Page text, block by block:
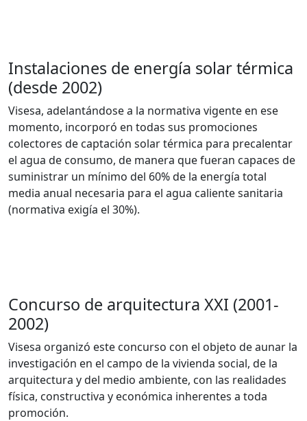
Instalaciones de energía solar térmica
(desde 2002)
Visesa, adelantándose a la normativa vigente en ese
momento, incorporó en todas sus promociones
colectores de captación solar térmica para precalentar
el agua de consumo, de manera que fueran capaces de
suministrar un mínimo del 60% de la energía total
media anual necesaria para el agua caliente sanitaria
(normativa exigía el 30%).
Concurso de arquitectura XXI (2001-
2002)
Visesa organizó este concurso con el objeto de aunar la
investigación en el campo de la vivienda social, de la
arquitectura y del medio ambiente, con las realidades
física, constructiva y económica inherentes a toda
promoción.